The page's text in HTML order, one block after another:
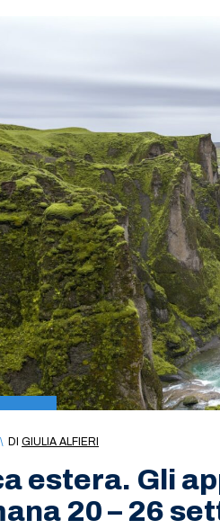
\ DI GIULIA ALFIERI
estera. Gli
20 – 26